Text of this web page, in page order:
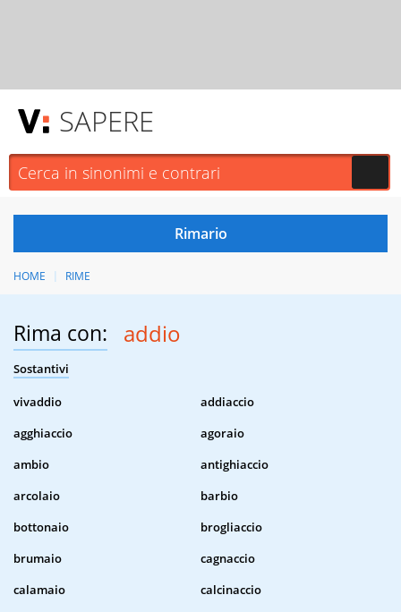
SAPERE
HOME RIME
Rima con: addio
Sostantivi
vivaddio
addiaccio
agghiaccio
agoraio
ambio
antighiaccio
arcolaio
barbio
bottonaio
brogliaccio
brumaio
cagnaccio
calamaio
calcinaccio